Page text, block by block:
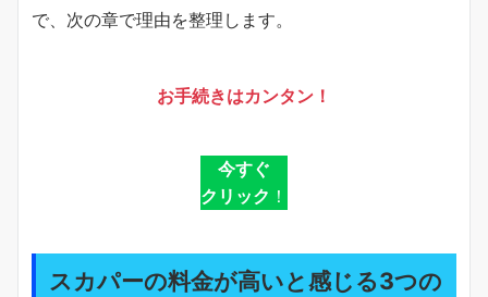
で、次の章で理由を整理します。
お手続きはカンタン！
今すぐ
クリック ！
スカパーの料金が高いと感じる3つの